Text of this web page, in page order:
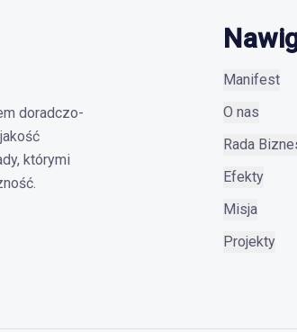
doradczo-
którymi
Manifest
O nas
Rada
Efekty
Misja
Projekty